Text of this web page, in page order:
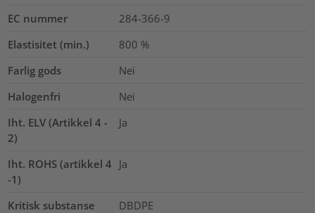
EC nummer
284-366-9
Elastisitet (min.)
800 %
Farlig gods
Nei
Halogenfri
Nei
Iht. ELV (Artikkel 4 -
2)
Ja
Iht. ROHS (artikkel 4
-1)
Ja
Kritisk substanse
DBDPE